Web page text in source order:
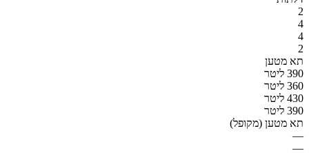
2
4
4
2
תא מטען
390 ליטר
360 ליטר
430 ליטר
390 ליטר
תא מטען (מקופל)
—
—